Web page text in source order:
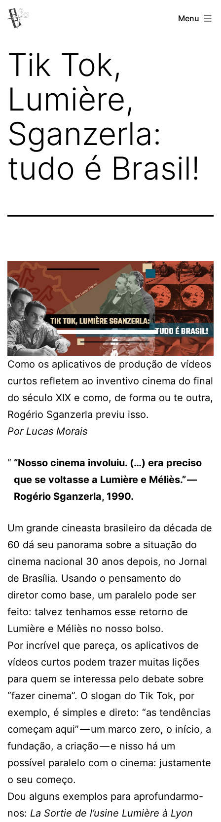
Pular
para
conteúdo
Revista
Menu
Tik Tok,
Lumière,
Sganzerla:
tudo é Brasil!
Como os aplicativos de produção de vídeos
curtos refletem ao inventivo cinema do final
do século XIX e como, de forma ou te outra,
Rogério Sganzerla previu isso.
Por Lucas Morais
“Nosso cinema involuiu. (…) era preciso
que se voltasse a Lumière e Méliès.” —
Rogério Sganzerla, 1990.
Um grande cineasta brasileiro da década de
60 dá seu panorama sobre a situação do
cinema nacional 30 anos depois, no Jornal
de Brasília. Usando o pensamento do
diretor como base, um paralelo pode ser
feito: talvez tenhamos esse retorno de
Lumière e Méliès no nosso bolso.
Por incrível que pareça, os aplicativos de
vídeos curtos podem trazer muitas lições
para quem se interessa pelo debate sobre
“fazer cinema”. O slogan do Tik Tok, por
exemplo, é simples e direto: “as tendências
começam aqui” — um marco zero, o início, a
fundação, a criação — e nisso há um
possível paralelo com o cinema: justamente
o seu começo.
Dou alguns exemplos para aprofundarmo-
nos: La Sortie de l’usine Lumière à Lyon